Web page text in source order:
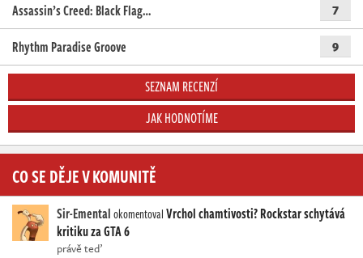
Assassin’s Creed: Black Flag… 7
Rhythm Paradise Groove 9
SEZNAM RECENZÍ
JAK HODNOTÍME
CO SE DĚJE V KOMUNITĚ
Sir-EmentalokomentovalVrchol chamtivosti? Rockstar schytává
kritiku za GTA 6
právě teď